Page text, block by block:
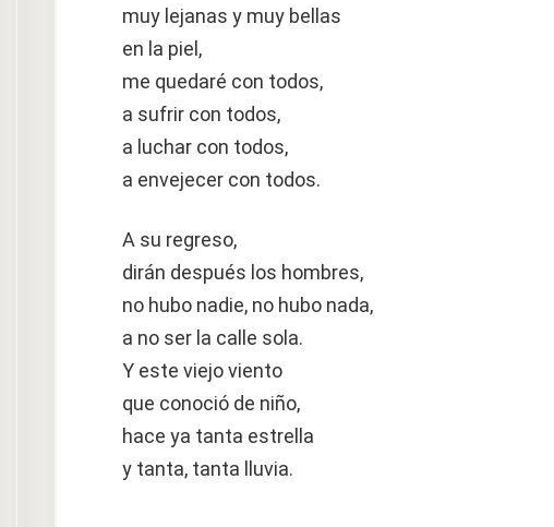
muy lejanas y muy bellas
en la piel,
me quedaré con todos,
a sufrir con todos,
a luchar con todos,
a envejecer con todos.
A su regreso,
dirán después los hombres,
no hubo nadie, no hubo nada,
a no ser la calle sola.
Y este viejo viento
que conoció de niño,
hace ya tanta estrella
y tanta, tanta lluvia.